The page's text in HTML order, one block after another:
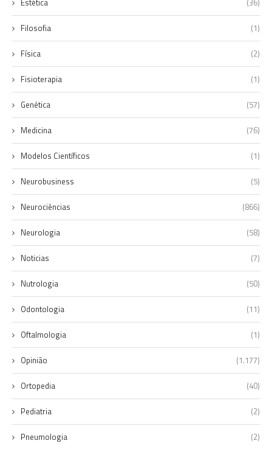
Estética (36)
Filosofia (1)
Física (2)
Fisioterapia (1)
Genética (57)
Medicina (76)
Modelos Científicos (1)
Neurobusiness (5)
Neurociências (866)
Neurologia (58)
Noticias (7)
Nutrologia (50)
Odontologia (11)
Oftalmologia (1)
Opinião (1.177)
Ortopedia (40)
Pediatria (2)
Pneumologia (2)